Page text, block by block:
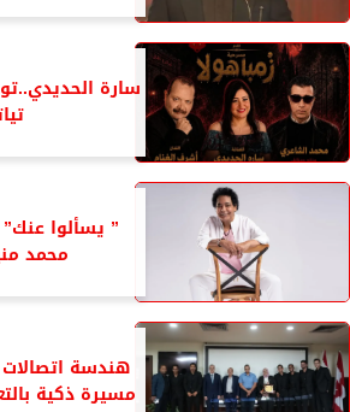
سارة
” يسألوا
محمد
مسيرة ذكية